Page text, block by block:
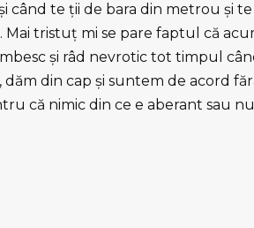
când te ţii de bara din metrou şi te
tristuţ mi se pare faptul că
şi râd nevrotic tot timpul
din cap şi suntem de acord
că nimic din ce e aberant sau